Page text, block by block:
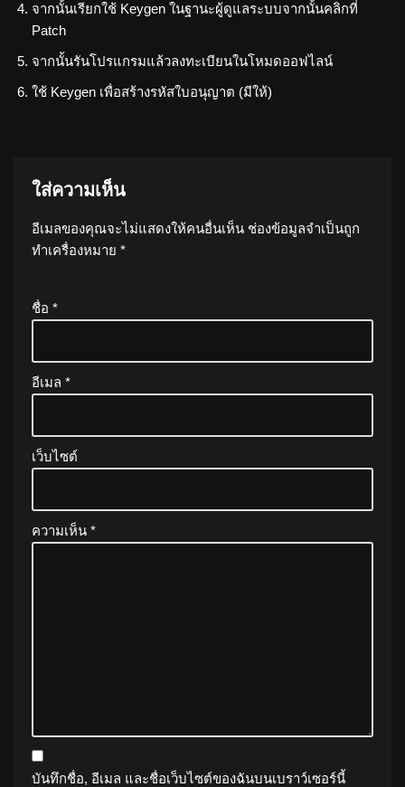
จากนั้นเรียกใช้ Keygen ในฐานะผู้ดูแลระบบจากนั้นคลิกที่
Patch
จากนั้นรันโปรแกรมแล้วลงทะเบียนในโหมดออฟไลน์
ใช้ Keygen เพื่อสร้างรหัสใบอนุญาต (มีให้)
ใส่ความเห็น
อีเมลของคุณจะไม่แสดงให้คนอื่นเห็น ช่องข้อมูลจำเป็นถูก
ทำเครื่องหมาย *
ชื่อ *
อีเมล *
เว็บไซต์
ความเห็น *
บันทึกชื่อ, อีเมล และชื่อเว็บไซต์ของฉันบนเบราว์เซอร์นี้